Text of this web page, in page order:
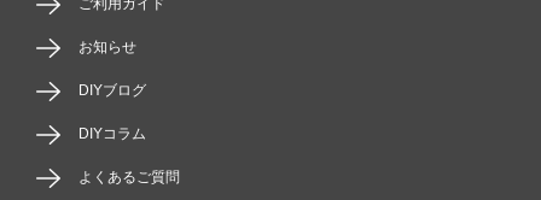
ご利用ガイド
お知らせ
DIYブログ
DIYコラム
よくあるご質問